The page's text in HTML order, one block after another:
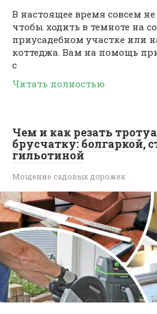
В настоящее время совсем
чтобы ходить в темноте на
приусадебном участке или
коттеджа. Вам на помощь
с
Читать полностью
Чем и как резать
брусчатку: болгаркой,
гильотиной
Мощение садовых дорожек